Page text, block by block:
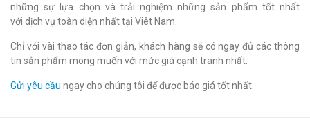
những sự lựa chọn và trải nghiệm những sản phẩm tốt nhất
với dịch vụ toàn diện nhất tại Viêt Nam.
Chỉ với vài thao tác đơn giản, khách hàng sẽ có ngay đủ các thông
tin sản phẩm mong muốn với mức giá cạnh tranh nhất.
Gửi yêu cầu ngay cho chúng tôi để được báo giá tốt nhất.